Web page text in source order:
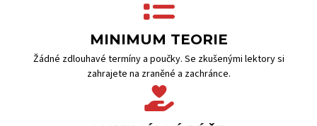
MINIMUM TEORIE
Žádné zdlouhavé termíny a poučky. Se zkušenými lektory si
zahrajete na zraněné a zachránce.